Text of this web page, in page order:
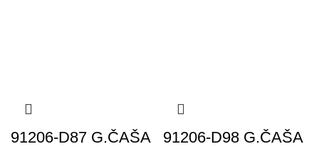
91206-D87 G.ČAŠA
91206-D98 G.ČAŠA